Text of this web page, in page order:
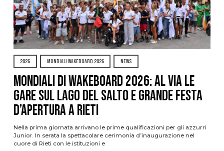
2026 MONDIALI WAKEBOARD 2026 NEWS
Mondiali di Wakeboard 2026: al via le
gare sul Lago del Salto e grande festa
d’apertura a Rieti
Nella prima giornata arrivano le prime qualificazioni per gli azzurri
Junior. In serata la spettacolare cerimonia d’inaugurazione nel
cuore di Rieti con le istituzioni e